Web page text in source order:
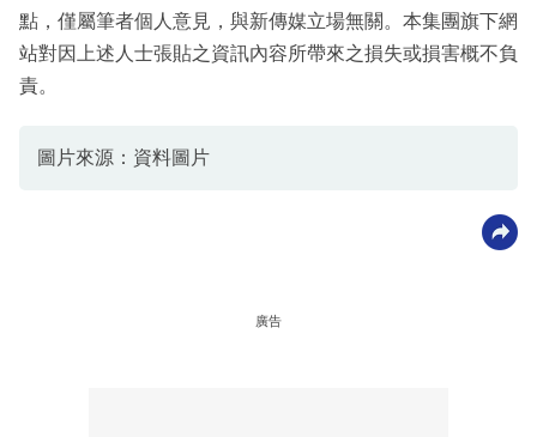
點，僅屬筆者個人意見，與新傳媒立場無關。本集團旗下網
站對因上述人士張貼之資訊內容所帶來之損失或損害概不負
責。
圖片來源：資料圖片
廣告